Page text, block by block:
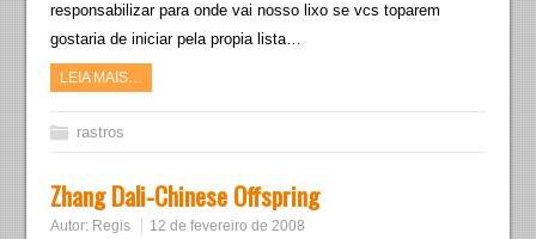
responsabilizar para onde vai nosso lixo se vcs toparem
gostaria de iniciar pela propia lista…
LEIA MAIS…
rastros
Zhang Dali-Chinese Offspring
Autor: Regis 12 de fevereiro de 2008